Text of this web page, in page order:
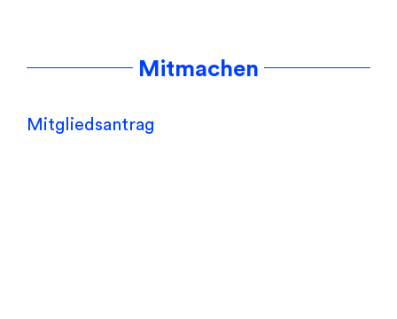
Mitmachen
Mitgliedsantrag